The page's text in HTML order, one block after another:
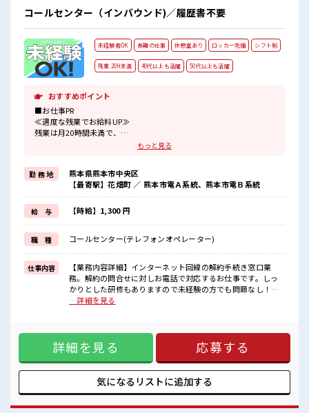
コールセンター（インバウンド)／履歴書不要
未経験者OK 長期の仕事 休憩室あり ロッカー完備 シフト制
残業 20H未満 40代以上も活躍 50代以上も活躍
おすすめポイント
■お仕事PR
≪適度な残業でお給料UP≫
残業は月20時間未満で、
新しいことにチャレンジするのは不安だけど、
しっかり働く環境が整っています！
イチからスキルUP・ステップUP目指していきましょう！
≪自分に向いている仕事が探せる≫
困った事などがあれば、
担当がしっかりサポートします！
■職場の雰囲気
仕事の合間の息抜きは休憩室で♪
職場にはロッカー完備！
私物の置きすぎには注意が必要ですね★
ホドよく残業があるのでホドよく働きたい方にオススメ！
もっと見る
勤 務 地
熊本県熊本市中央区
【最寄駅】花畑町 ／ 熊本市電Ａ系統、熊本市電Ｂ系統
給 与 【時給】1,300 円
職 種 コールセンター(テレフォンオペレーター)
仕事内容
【業務内容詳細】インターネット回線の解約手続き窓口業
務。解約の問合せに対しお電話で対応するお仕事です。しっ
かりとした研修もありますので未経験の方でも問題なし！
【取扱製品情報】コールセンター ■お仕事PR ≪適度な残業で
ど、 しっかり働く環境が整っています！ イチからスキルUP・
ステップUP目指していきましょう！ ≪自分に向いている仕事
が探せる≫ 困った事などがあれば、 担当がしっかりサポート
します！ ■職場の雰囲気 仕事の合間の息抜きは休憩室で♪ 職
場にはロッカー完備！ 私物の置きすぎには注意が必要ですね
★ ホドよく残業があるのでホドよく働きたい方にオススメ！
…詳細を見る
詳細を見る 応募する
気になるリストに追加する